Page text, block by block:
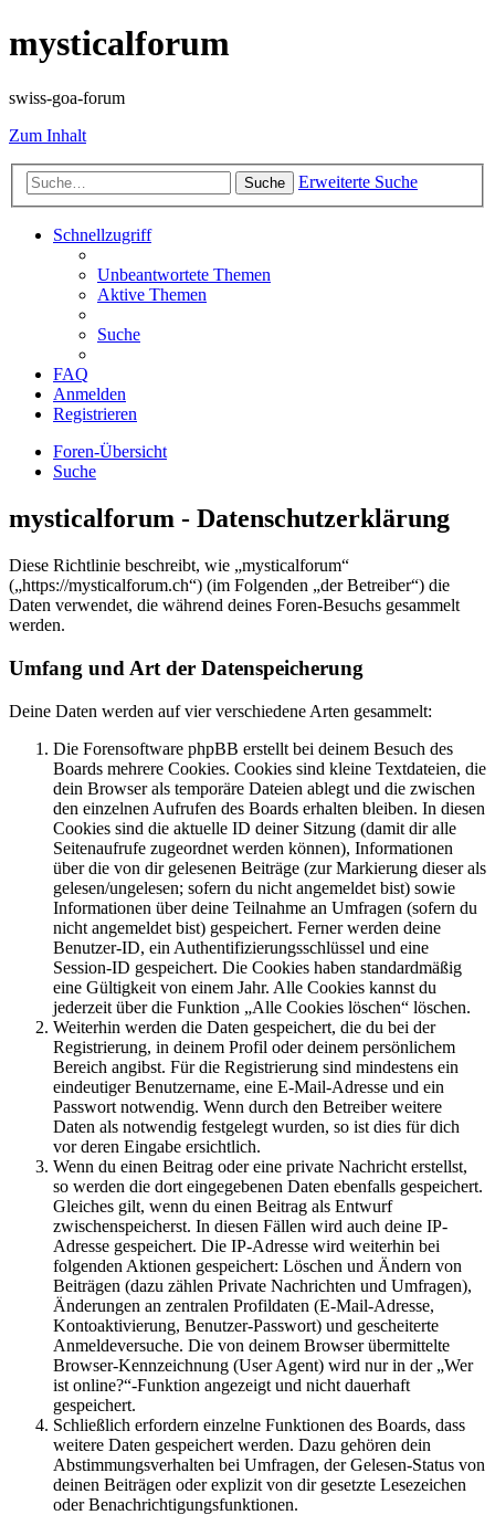
mysticalforum
swiss-goa-forum
Zum Inhalt
Suche Erweiterte Suche
Schnellzugriff
Unbeantwortete Themen
Aktive Themen
Suche
FAQ
Anmelden
Registrieren
Foren-Übersicht
Suche
mysticalforum - Datenschutzerklärung
Diese Richtlinie beschreibt, wie „mysticalforum“
(„https://mysticalforum.ch“) (im Folgenden „der Betreiber“) die
Daten verwendet, die während deines Foren-Besuchs gesammelt
werden.
Umfang und Art der Datenspeicherung
Deine Daten werden auf vier verschiedene Arten gesammelt:
Die Forensoftware phpBB erstellt bei deinem Besuch des
Boards mehrere Cookies. Cookies sind kleine Textdateien, die
dein Browser als temporäre Dateien ablegt und die zwischen
den einzelnen Aufrufen des Boards erhalten bleiben. In diesen
Cookies sind die aktuelle ID deiner Sitzung (damit dir alle
Seitenaufrufe zugeordnet werden können), Informationen
über die von dir gelesenen Beiträge (zur Markierung dieser als
gelesen/ungelesen; sofern du nicht angemeldet bist) sowie
Informationen über deine Teilnahme an Umfragen (sofern du
nicht angemeldet bist) gespeichert. Ferner werden deine
Benutzer-ID, ein Authentifizierungsschlüssel und eine
Session-ID gespeichert. Die Cookies haben standardmäßig
eine Gültigkeit von einem Jahr. Alle Cookies kannst du
jederzeit über die Funktion „Alle Cookies löschen“ löschen.
Weiterhin werden die Daten gespeichert, die du bei der
Registrierung, in deinem Profil oder deinem persönlichem
Bereich angibst. Für die Registrierung sind mindestens ein
eindeutiger Benutzername, eine E-Mail-Adresse und ein
Passwort notwendig. Wenn durch den Betreiber weitere
Daten als notwendig festgelegt wurden, so ist dies für dich
vor deren Eingabe ersichtlich.
Wenn du einen Beitrag oder eine private Nachricht erstellst,
so werden die dort eingegebenen Daten ebenfalls gespeichert.
Gleiches gilt, wenn du einen Beitrag als Entwurf
zwischenspeicherst. In diesen Fällen wird auch deine IP-
Adresse gespeichert. Die IP-Adresse wird weiterhin bei
folgenden Aktionen gespeichert: Löschen und Ändern von
Beiträgen (dazu zählen Private Nachrichten und Umfragen),
Änderungen an zentralen Profildaten (E-Mail-Adresse,
Kontoaktivierung, Benutzer-Passwort) und gescheiterte
Anmeldeversuche. Die von deinem Browser übermittelte
Browser-Kennzeichnung (User Agent) wird nur in der „Wer
ist online?“-Funktion angezeigt und nicht dauerhaft
gespeichert.
Schließlich erfordern einzelne Funktionen des Boards, dass
weitere Daten gespeichert werden. Dazu gehören dein
Abstimmungsverhalten bei Umfragen, der Gelesen-Status von
deinen Beiträgen oder explizit von dir gesetzte Lesezeichen
oder Benachrichtigungsfunktionen.